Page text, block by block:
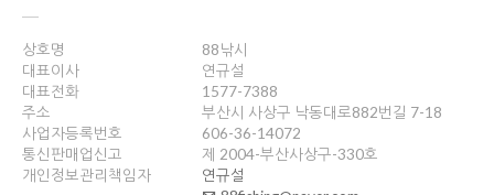
상호명
88낚시
대표이사
연규설
대표전화
1577-7388
주소
부산시 사상구 낙동대로882번길 7-18
사업자등록번호
606-36-14072
통신판매업신고
제 2004-부산사상구-330호
개인정보관리책임자
연규설